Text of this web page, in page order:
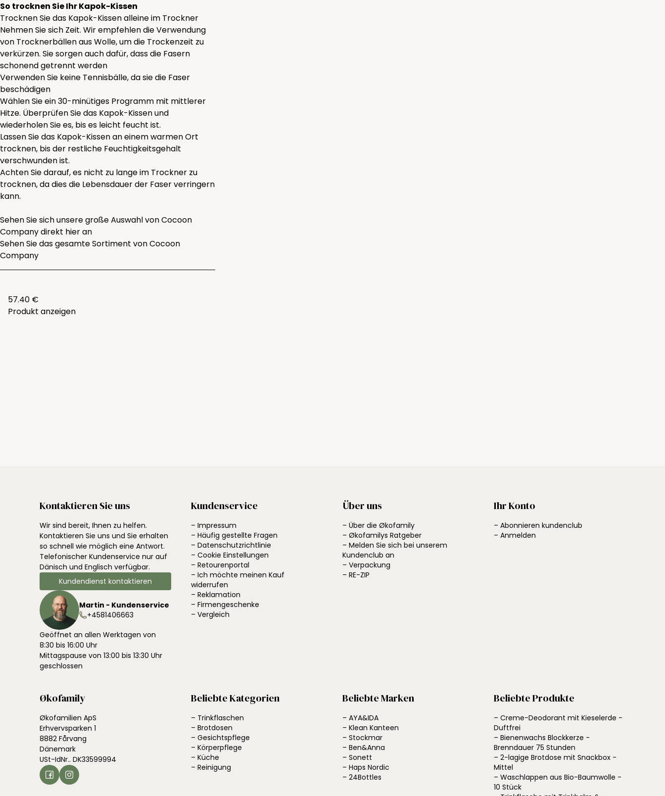
So trocknen Sie Ihr Kapok-Kissen
Trocknen Sie das Kapok-Kissen alleine im Trockner
Nehmen Sie sich Zeit. Wir empfehlen die Verwendung
von Trocknerbällenaus Wolle, um die Trockenzeit zu
verkürzen. Sie sorgen auch dafür, dass die Fasern
schonend getrennt werden
Verwenden Sie keine Tennisbälle, da sie die Faser
beschädigen
Wählen Sie ein 30-minütiges Programm mit mittlerer
Hitze. Überprüfen Sie das Kapok-Kissen und
wiederholen Sie es, bis es leicht feucht ist.
Lassen Sie das Kapok-Kissen an einem warmen Ort
trocknen, bis der restliche Feuchtigkeitsgehalt
verschwunden ist.
Achten Sie darauf, es nicht zu lange im Trockner zu
trocknen, da dies die Lebensdauer der Faser verringern
kann.
Sehen Sie sich unsere große Auswahl von Cocoon
Company direkt hieran
Sehen Sie das gesamteSortiment von Cocoon
Company
57.40 €
Produkt anzeigen
Kontaktieren Sie uns
Wir sind bereit, Ihnen zu helfen.
Kontaktieren Sie uns und Sie erhalten
so schnell wie möglich eine Antwort.
Telefonischer Kundenservice nur auf
Dänisch und Englisch verfügbar.
Kundendienst kontaktieren
Martin - Kundenservice
+4581406663
Geöffnet an allen Werktagen von
8:30 bis 16:00 Uhr
Mittagspause von 13:00 bis 13:30 Uhr
geschlossen
Kundenservice
– Impressum
– Häufig gestellte Fragen
– Datenschutzrichtlinie
– Cookie Einstellungen
– Retourenportal
– Ich möchte meinen Kauf
widerrufen
– Reklamation
– Firmengeschenke
– Vergleich
Über uns
– Über die Økofamily
– Økofamilys Ratgeber
– Melden Sie sich bei unserem
Kundenclub an
– Verpackung
– RE-ZIP
Ihr Konto
– Abonnieren kundenclub
– Anmelden
Økofamily
Økofamilien ApS
Erhvervsparken 1
8882 Fårvang
Dänemark
USt-IdNr.. DK33599994
Beliebte Kategorien
– Trinkflaschen
– Brotdosen
– Gesichtspflege
– Körperpflege
– Küche
– Reinigung
Beliebte Marken
– AYA&IDA
– Klean Kanteen
– Stockmar
– Ben&Anna
– Sonett
– Haps Nordic
– 24Bottles
Beliebte Produkte
– Creme-Deodorant mit Kieselerde -
Duftfrei
– Bienenwachs Blockkerze -
Brenndauer 75 Stunden
– 2-lagige Brotdose mit Snackbox -
Mittel
– Waschlappen aus Bio-Baumwolle -
10 Stück